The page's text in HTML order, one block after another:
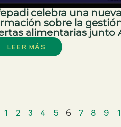
celebra una nueva
sobre la
alimentarias junto
LEER MÁS
1 2 3 4 5 6 7 8 9